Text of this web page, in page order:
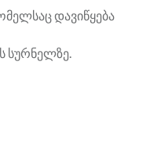
დავიწყება
სურნელზე.